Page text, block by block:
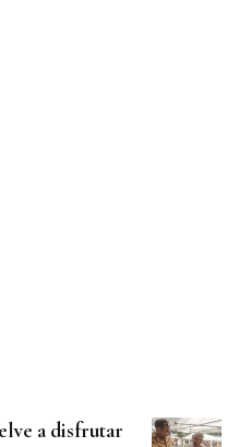
a disfrutar